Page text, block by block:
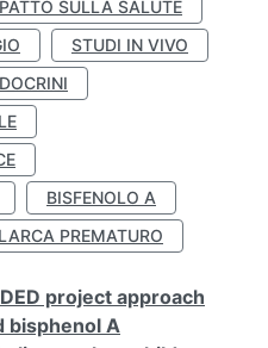
SULLA SALUTE
STUDI IN VIVO
BISFENOLO A
PREMATURO
project approach
bisphenol A